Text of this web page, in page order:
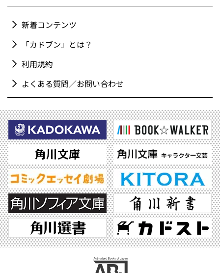
新着コンテンツ
「カドブン」とは？
利用規約
よくある質問／お問い合わせ